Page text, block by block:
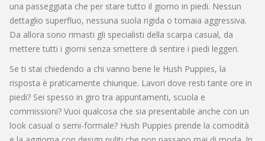
una passeggiata che per stare tutto il giorno in piedi. Nessun
dettaglio superfluo, nessuna suola rigida o tomaia aggressiva.
Da allora sono rimasti gli specialisti della scarpa casual, da
mettere tutti i giorni senza smettere di sentire i piedi leggeri.
Se ti stai chiedendo a chi vanno bene le Hush Puppies, la
risposta è praticamente chiunque. Lavori dove resti tante ore in
piedi? Sei spesso in giro tra appuntamenti, scuola e
commissioni? Vuoi qualcosa che sia presentabile anche con un
look casual o semi-formale? Hush Puppies prende la comodità